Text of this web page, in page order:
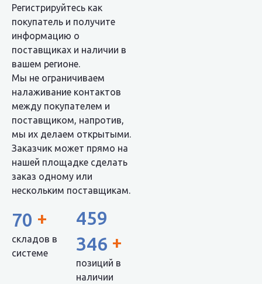
Регистрируйтесь как
покупатель и получите
информацию о
поставщиках и наличии в
вашем регионе.
Мы не ограничиваем
налаживание контактов
между покупателем и
поставщиком, напротив,
мы их делаем открытыми.
Заказчик может прямо на
нашей площадке сделать
заказ одному или
нескольким поставщикам.
70 +
складов в
системе
459
346 +
позиций в
наличии